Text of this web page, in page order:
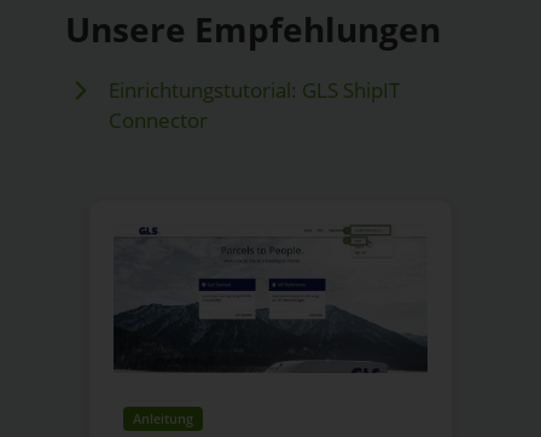
Unsere Empfehlungen
Einrichtungstutorial: GLS ShipIT
Connector
Anleitung